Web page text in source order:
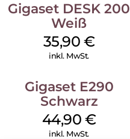
Gigaset DESK 200
Weiß
35,90 €
inkl. MwSt.
Gigaset E290
Schwarz
44,90 €
inkl. MwSt.